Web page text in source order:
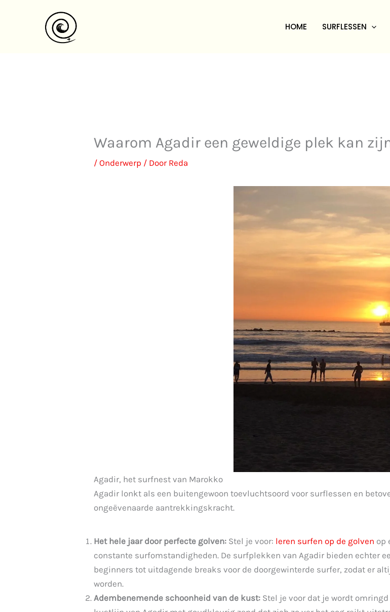
HOME SURFLESSEN
Waarom Agadir een geweldige plek kan
/Onderwerp / Door Reda
Agadir, het surfnest van Marokko
Agadir lonkt als een buitengewoon toevluchtsoord voor surflessen en
ongeëvenaarde aantrekkingskracht.
Het hele jaar door perfecte golven: Stel je voor: leren surfen op de golven op
constante surfomstandigheden. De surfplekken van Agadir bieden echter
beginners tot uitdagende breaks voor de doorgewinterde surfer, zodat er
worden.
Adembenemende schoonheid van de kust: Stel je voor dat je wordt